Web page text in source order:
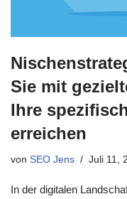
Sie mit
Ihre
erreichen
von SEO Jens Juli 11,
In der digitalen